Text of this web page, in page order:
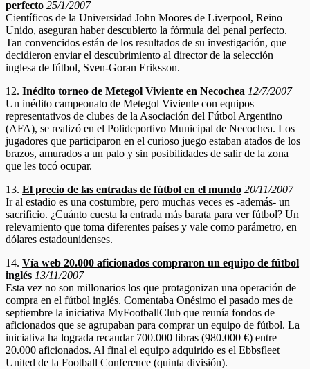
perfecto 25/1/2007
Científicos de la Universidad John Moores de Liverpool, Reino
Unido, aseguran haber descubierto la fórmula del penal perfecto.
Tan convencidos están de los resultados de su investigación, que
decidieron enviar el descubrimiento al director de la selección
inglesa de fútbol, Sven-Goran Eriksson.
12. Inédito torneo de Metegol Viviente en Necochea 12/7/2007
Un inédito campeonato de Metegol Viviente con equipos
representativos de clubes de la Asociación del Fútbol Argentino
(AFA), se realizó en el Polideportivo Municipal de Necochea. Los
jugadores que participaron en el curioso juego estaban atados de los
brazos, amurados a un palo y sin posibilidades de salir de la zona
que les tocó ocupar.
13. El precio de las entradas de fútbol en el mundo 20/11/2007
Ir al estadio es una costumbre, pero muchas veces es -además- un
sacrificio. ¿Cuánto cuesta la entrada más barata para ver fútbol? Un
relevamiento que toma diferentes países y vale como parámetro, en
dólares estadounidenses.
14. Vía web 20.000 aficionados compraron un equipo de fútbol
inglés 13/11/2007
Esta vez no son millonarios los que protagonizan una operación de
compra en el fútbol inglés. Comentaba Onésimo el pasado mes de
septiembre la iniciativa MyFootballClub que reunía fondos de
aficionados que se agrupaban para comprar un equipo de fútbol. La
iniciativa ha lograda recaudar 700.000 libras (980.000 €) entre
20.000 aficionados. Al final el equipo adquirido es el Ebbsfleet
United de la Football Conference (quinta división).